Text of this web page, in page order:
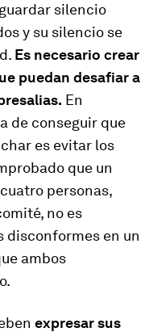
silencio
y su silencio se
Es necesario crear
puedan desafiar a
En
de conseguir que
es evitar los
que un
personas,
no es
disconformes en un
ambos
expresar sus